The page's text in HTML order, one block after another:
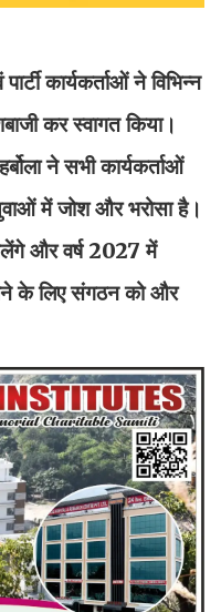
कार्यकर्ताओं ने विभिन्न
कर स्वागत किया।
ने सभी कार्यकर्ताओं
में जोश और भरोसा है।
और वर्ष 2027 में
के लिए संगठन को और